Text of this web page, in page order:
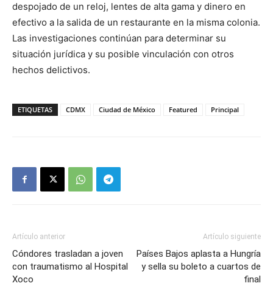
despojado de un reloj, lentes de alta gama y dinero en
efectivo a la salida de un restaurante en la misma colonia.
Las investigaciones continúan para determinar su
situación jurídica y su posible vinculación con otros
hechos delictivos.
ETIQUETAS CDMX Ciudad de México Featured Principal
Artículo anterior
Cóndores trasladan a joven
con traumatismo al Hospital
Xoco
Artículo siguiente
Países Bajos aplasta a Hungría
y sella su boleto a cuartos de
final